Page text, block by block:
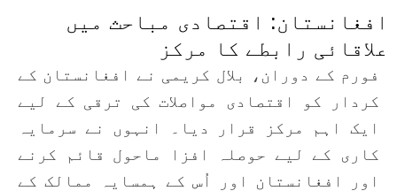
افغانستان: اقتصادی مباحث میں
علاقائی رابطے کا مرکز
فورم کے دوران، بلال کریمی نے افغانستان کے
کردار کو اقتصادی مواصلات کی ترقی کے لیے
ایک اہم مرکز قرار دیا۔ انہوں نے سرمایہ
کاری کے لیے حوصلہ افزا ماحول قائم کرنے
اور افغانستان اور اُس کے ہمسایہ ممالک کے